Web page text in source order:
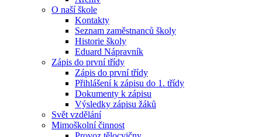
O naší škole
Kontakty
Seznam zaměstnanců školy
Historie školy
Eduard Nápravník
Zápis do první třídy
Zápis do první třídy
Přihlášení k zápisu do 1. třídy
Dokumenty k zápisu
Výsledky zápisu žáků
Svět vzdělání
Mimoškolní činnost